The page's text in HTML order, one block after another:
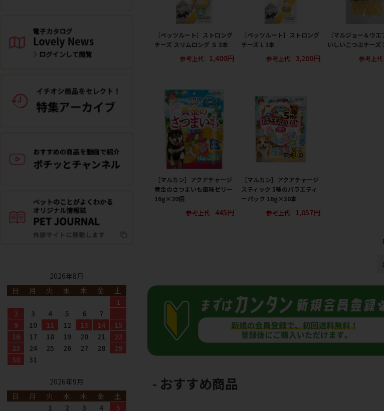
［ペッツルート］ストロング
チーズ スリムロング Ｓ 3本
参考上代
1,400円
［ペッツルート］ストロング
チーズ L 1本
参考上代
3,200円
［マルジョー＆ウ
いしいこつぶチーズ
参考上代
［マルカン］アクアチャージ
黄金のさつまいも風味ゼリー
16g×20個
参考上代
445円
［マルカン］アクアチャージ
スティック 5種のバラエティ
ーパック 16g×30本
参考上代
1,057円
1
おすすめ商品
2026年8月
日
月 火 水 木 金
土
1
2
3 4 5 6 7
8
9
10 11 12 13 14
15
16
17 18 19 20 21
22
23
24 25 26 27 28
29
30
31
2026年9月
日
月 火 水 木 金
土
1
2 3 4 5